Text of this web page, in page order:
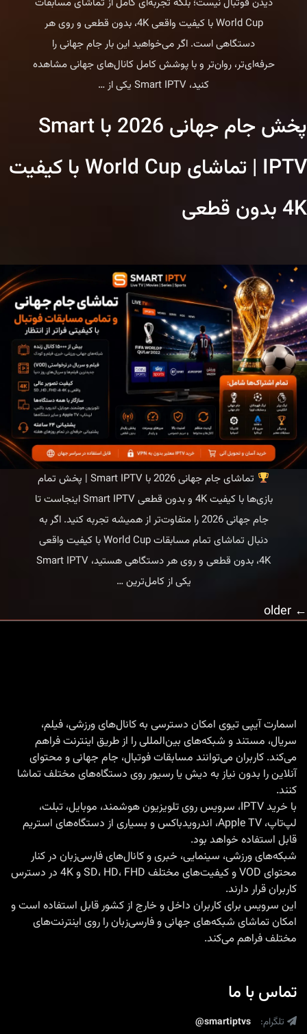
World Cup با کیفیت واقعی 4K، بدون قطعی و روی هر
دستگاهی است. اگر می‌خواهید این بار جام جهانی را
حرفه‌ای‌تر، روان‌تر و با پوشش کامل کانال‌های جهانی مشاهده
کنید، Smart IPTV یکی از
…
تماشای
جهانی
|
4K
بدون
قطعی
پخش جام جهانی 2026 با Smart
IPTV | تماشای World Cup با کیفیت
4K بدون قطعی
تماشای جام جهانی 2026 با Smart IPTV | پخش تمام
بازی‌ها با کیفیت 4K و بدون قطعی Smart IPTV اینجاست تا
جام جهانی 2026 را متفاوت‌تر از همیشه تجربه کنید. اگر به
دنبال تماشای تمام مسابقات World Cup با کیفیت واقعی
4K، بدون قطعی و روی هر دستگاهی هستید، Smart IPTV
یکی از کامل‌ترین…
جهانی
|
تماشای
World
با
کیفیت
4K
بدون
راهبری
←
اسمارت آیپی تیوی امکان دسترسی به کانال‌های ورزشی، فیلم،
سریال، مستند و شبکه‌های بین‌المللی را از طریق اینترنت فراهم
می‌کند. کاربران می‌توانند مسابقات فوتبال، جام جهانی و محتوای
آنلاین را بدون نیاز به دیش یا رسیور روی دستگاه‌های مختلف تماشا
کنند.
با خرید IPTV
، سرویس روی تلویزیون هوشمند، موبایل، تبلت،
لپ‌تاپ، Apple TV، اندرویدباکس و بسیاری از دستگاه‌های استریم
قابل استفاده خواهد بود.
شبکه‌های ورزشی، سینمایی، خبری و کانال‌های فارسی‌زبان در کنار
محتوای VOD و کیفیت‌های مختلف SD، HD، FHD و 4K در دسترس
کاربران قرار دارند.
این سرویس برای کاربران داخل و خارج از کشور قابل استفاده است و
امکان تماشای شبکه‌های جهانی و فارسی‌زبان را روی اینترنت‌های
مختلف فراهم می‌کند.
تماس با ما
تلگرام:
@smartiptvs